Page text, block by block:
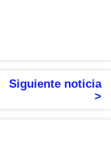
Siguiente noticia
>